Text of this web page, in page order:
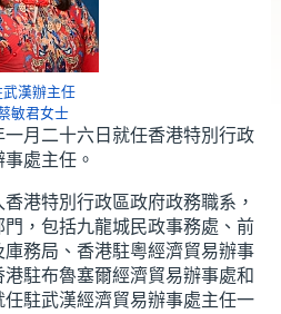
武漢辦主任
敏君女士
月二十六日就任香港特別行政
處主任。
港特別行政區政府政務職系，
，包括九龍城民政事務處、前
務局、香港駐粵經濟貿易辦事
駐布魯塞爾經濟貿易辦事處和
駐武漢經濟貿易辦事處主任一